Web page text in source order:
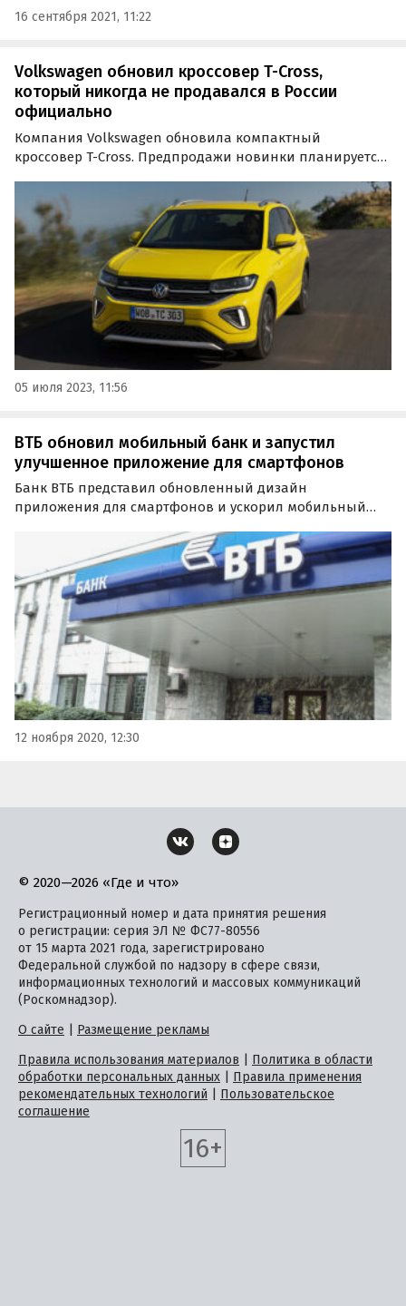
16 сентября 2021, 11:22
Volkswagen обновил кроссовер T-Cross,
который никогда не продавался в России
официально
Компания Volkswagen обновила компактный
кроссовер T-Cross. Предпродажи новинки планируется
такие машины появится в первом квартале 2024 года.
05 июля 2023, 11:56
ВТБ обновил мобильный банк и запустил
улучшенное приложение для смартфонов
Банк ВТБ представил обновленный дизайн
приложения для смартфонов и ускорил мобильный
сообщается на сайте финансового учреждения.
12 ноября 2020, 12:30
© 2020—2026 «Где и что»
Регистрационный номер и дата принятия решения
о регистрации: серия ЭЛ № ФС77-80556
от 15 марта 2021 года, зарегистрировано
Федеральной службой по надзору в сфере связи,
информационных технологий и массовых коммуникаций
(Роскомнадзор).
О сайте
Размещение рекламы
Правила использования материалов
Политика в области
обработки персональных данных
Правила применения
рекомендательных технологий
Пользовательское
соглашение
16+